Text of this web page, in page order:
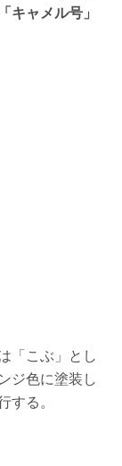
キャメル号」
「こぶ」とし
ジ色に塗装し
る。